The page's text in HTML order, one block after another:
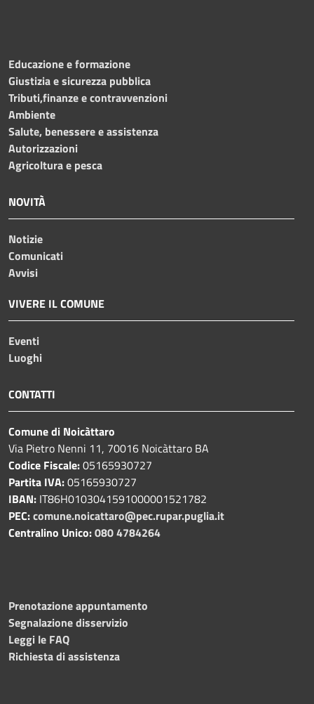
Educazione e formazione
Giustizia e sicurezza pubblica
Tributi,finanze e contravvenzioni
Ambiente
Salute, benessere e assistenza
Autorizzazioni
Agricoltura e pesca
NOVITÀ
Notizie
Comunicati
Avvisi
VIVERE IL COMUNE
Eventi
Luoghi
CONTATTI
Comune di Noicàttaro
Via Pietro Nenni 11, 70016 Noicàttaro BA
Codice Fiscale:05165930727
Partita IVA:05165930727
IBAN: IT86H0103041591000001521782
PEC:comune.noicattaro@pec.rupar.puglia.it
Centralino Unico:080 4784264
Prenotazione appuntamento
Segnalazione disservizio
Leggi le FAQ
Richiesta di assistenza